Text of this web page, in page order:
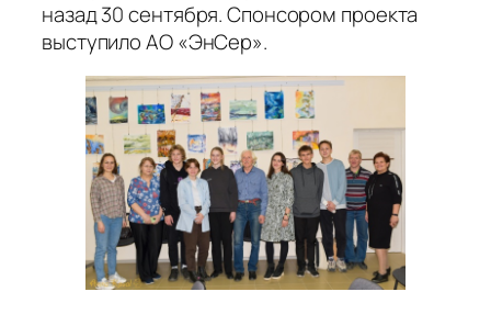
назад 30 сентября. Спонсором проекта
выступило АО «ЭнСер».